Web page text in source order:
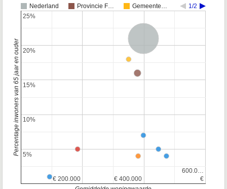
Nederland Provincie F… Gemeente… 1/2
€ 200.000
€ 200.000 € 400.000
€ 400.000 €
€
600.0…
600.0…
5%
5%
10%
10%
15%
15%
20%
20%
25%
25%
Percentage inwoners van 65 jaar en ouder